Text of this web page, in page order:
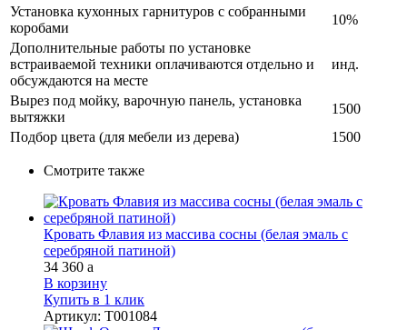
Установка кухонных гарнитуров с собранными
коробами
10%
Дополнительные работы по установке
встраиваемой техники оплачиваются отдельно и
обсуждаются на месте
инд.
Вырез под мойку, варочную панель, установка
вытяжки
1500
Подбор цвета (для мебели из дерева)
1500
Смотрите также
Кровать Флавия из массива сосны (белая эмаль с
серебряной патиной)
34 360 a
В корзину
Купить в 1 клик
Артикул: Т001084